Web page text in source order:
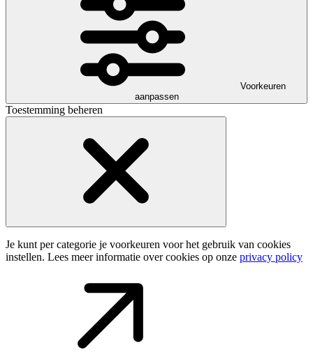
Voorkeuren
aanpassen
Toestemming beheren
Je kunt per categorie je voorkeuren voor het gebruik van cookies
instellen. Lees meer informatie over cookies op onze privacy policy